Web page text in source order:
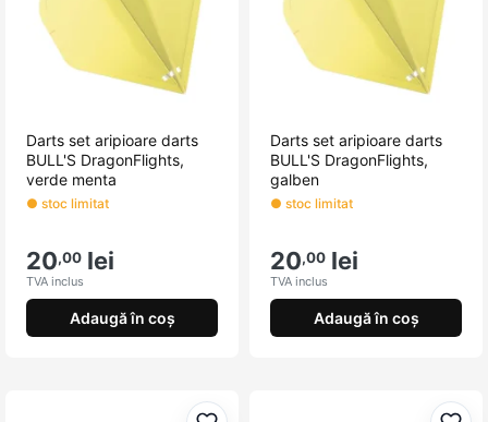
Darts set aripioare darts
BULL'S DragonFlights,
verde menta
● stoc limitat
20,00 lei
TVA inclus
Adaugă în coș
Darts set aripioare darts
BULL'S DragonFlights,
galben
● stoc limitat
20,00 lei
TVA inclus
Adaugă în coș